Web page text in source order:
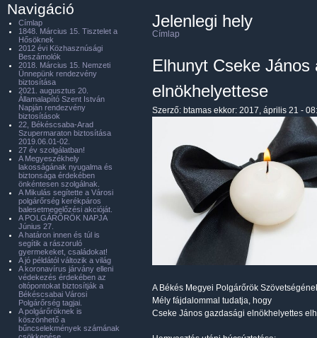
Jelenlegi hely
Címlap
Elhunyt Cseke
elnökhelyettese
Szerző: btamas ekkor: 2017, április 21 -
A Békés Megyei Polgárőrök
Mély fájdalommal tudatja, hogy
Cseke János gazdasági elnökhelyettes
Navigáció
Címlap
1848. Március 15. Tisztelet a
Hősöknek
2012 évi Közhasznúsági
Beszámolók
2018. Március 15. Nemzeti
Ünnepünk rendezvény
biztosítása
2021. augusztus 20.
Államalapító Szent István
Napján rendezvény
biztosítások
22, Békéscsaba-Arad
Szupermaraton biztosítása
2019.06.01-02.
27 év szolgálatban!
A Megyeszékhely
lakosságának nyugalma és
biztonsága érdekében
önkéntesen szolgálnak.
A Mikulás segítette a Városi
polgárőrség kerékpáros
balesetmegelőzési akcióját.
A POLGÁRŐRÖK NAPJA
Június 27.
A határon innen és túl is
segítik a rászoruló
gyermekeket, családokat!
A jó példától változik a világ
A koronavírus járvány elleni
védekezés érdekében az
oltópontokat biztosítják a
Békéscsabai Városi
Polgárőrség tagjai.
A polgárőröknek is
köszönhető a
bűncselekmények számának